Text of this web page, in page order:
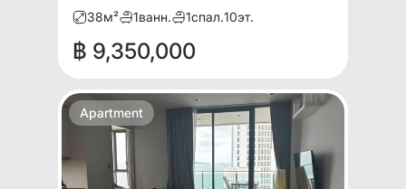
38м² 1ванн. 1спал.10эт.
฿ 9,350,000
Apartment